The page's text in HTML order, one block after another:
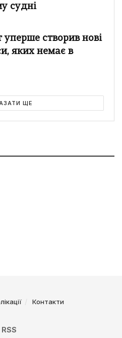
судні
створив нові
яких немає в
ЩЕ
Контакти
RSS